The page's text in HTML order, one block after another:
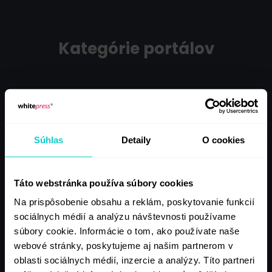
Súhlas Detaily O cookies
Táto webstránka používa súbory cookies
Na prispôsobenie obsahu a reklám, poskytovanie funkcií
sociálnych médií a analýzu návštevnosti používame
súbory cookie. Informácie o tom, ako používate naše
webové stránky, poskytujeme aj našim partnerom v
oblasti sociálnych médií, inzercie a analýzy. Títo partneri
Kategórie portálov
3568
3420
Podnikanie,
3173
IT, Nové